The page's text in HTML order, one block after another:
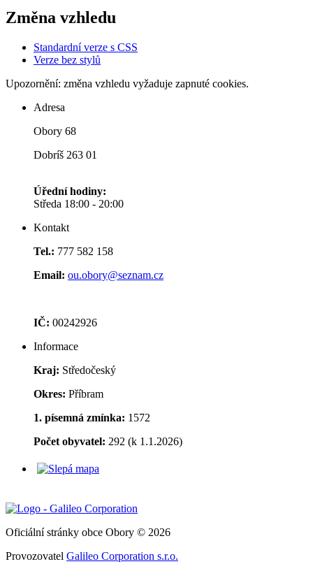
Změna vzhledu
Standardní verze s CSS
Verze bez stylů
Upozornění: změna vzhledu vyžaduje zapnuté cookies.
Adresa
Obory 68
Dobríš 263 01
Úřední hodiny:
Středa 18:00 - 20:00
Kontakt
Tel.: 777 582 158
Email: ou.obory@seznam.cz
IČ: 00242926
Informace
Kraj: Středočeský
Okres: Příbram
1. písemná zmínka: 1572
Počet obyvatel: 292 (k 1.1.2026)
Oficiální stránky obce Obory © 2026
Provozovatel Galileo Corporation s.r.o.